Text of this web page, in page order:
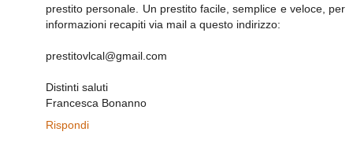
prestito personale. Un prestito facile, semplice e veloce, per
informazioni recapiti via mail a questo indirizzo:
prestitovlcal@gmail.com
Distinti saluti
Francesca Bonanno
Rispondi